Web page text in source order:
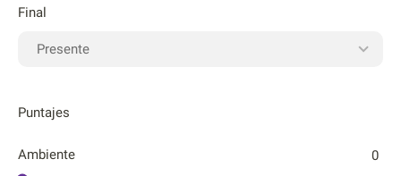
Final
Puntajes
Ambiente 0